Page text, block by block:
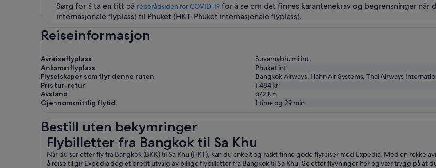
Sørg for å ta en titt på reiserådsiden for COVID-19 for å se om det finnes karantenekrav og begrensninger når
internasjonale flyplass) til Phuket (HKT-Phuket internasjonale flyplass).
Reiseinformasjon
Avreiseflyplass
Suvarnabhumi int.
Ankomstflyplass
Phuket int.
Flyselskaper som flyr denne ruten
Bangkok Airways, Hahn Air Systems, Thai Airways
Pris tur-retur
1 484 kr
Avstand
672 km
Gjennomsnittlig flytid
1 time og 29 min
Bestill uten bekymringer
Flybilletter fra Bangkok til Sa Khu
Når du ser etter fly fra Bangkok (BKK) til Sa Khu (HKT), kan du enkelt og raskt finne gode flyreiser med Expedia. Med en rekke
å reise til gir Expedia deg et bredt utvalg av billige flybilletter fra Bangkok til Sa Khu. Se etter flyvninger her og vær trygg på at
Flybilletter fra Bangkok til Sa Khu